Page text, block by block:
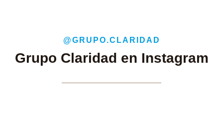
@GRUPO.CLARIDAD
Grupo Claridad en Instagram